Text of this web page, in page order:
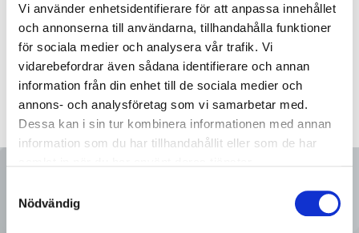
Vi använder enhetsidentifierare för att anpassa innehållet
och annonserna till användarna, tillhandahålla funktioner
för sociala medier och analysera vår trafik. Vi
vidarebefordrar även sådana identifierare och annan
information från din enhet till de sociala medier och
annons- och analysföretag som vi samarbetar med.
Dessa kan i sin tur kombinera informationen med annan
information som du har tillhandahållit eller som de har
Nödvändig
Ring oss